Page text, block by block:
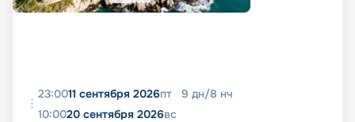
23:0011 сентября 2026пт 9 дн/8 нч
10:0020 сентября 2026вс